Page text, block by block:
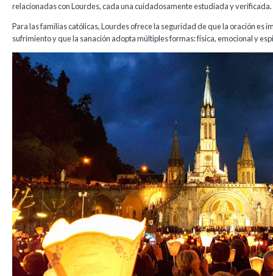
relacionadas con Lourdes, cada una cuidadosamente estudiada y verificada.
Para las familias católicas, Lourdes ofrece la seguridad de que la oración es
sufrimiento y que la sanación adopta múltiples formas: física, emocional y